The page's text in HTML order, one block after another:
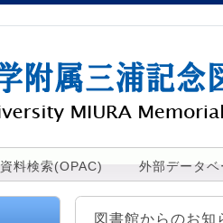
資料検索(OPAC) 外部データベ
図書館からのお知